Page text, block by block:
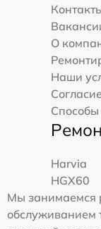
О
Наши
Harvia
HGX60
Мы занимаемся
обслуживанием